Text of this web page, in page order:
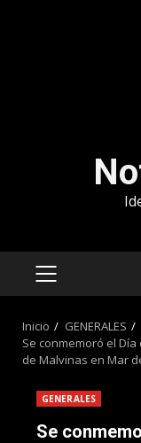
MENÚ
Inicio
GENERALES
Se conmemoró el
de Malvinas en Mar
GENERALES
Se